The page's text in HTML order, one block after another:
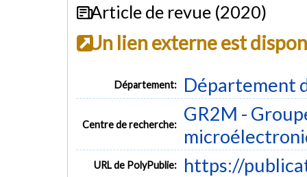
Article de revue (2020)
Un lien externe est
Département: Département
Centre de recherche:
GR2M -
URL de PolyPublie: https://